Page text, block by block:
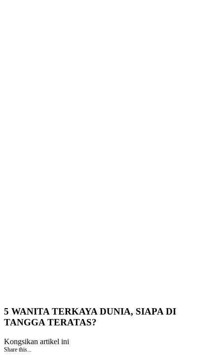
5 WANITA TERKAYA DUNIA, SIAPA DI
TANGGA TERATAS?
Kongsikan artikel ini
Share this...